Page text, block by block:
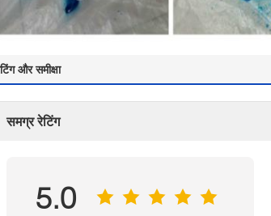
और समीक्षा
समग्र रेटिंग
5.0